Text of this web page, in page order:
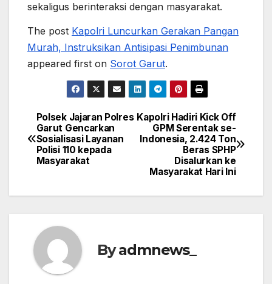
sekaligus berinteraksi dengan masyarakat.
The post Kapolri Luncurkan Gerakan Pangan
Murah, Instruksikan Antisipasi Penimbunan
appeared first on Sorot Garut.
Post
navigation
Kapolri Hadiri Kick Off
GPM Serentak se-
Indonesia, 2.424 Ton
Beras SPHP
Disalurkan ke
Masyarakat Hari Ini
Polsek Jajaran Polres
Garut Gencarkan
Sosialisasi Layanan
Polisi 110 kepada
Masyarakat
Byadmnews_